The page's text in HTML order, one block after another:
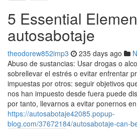
5 Essential
autosabotaje
theodorew852imp3 235 days ago
Abuso de sustancias: Usar drogas o
sobrellevar el estrés o evitar enfrentar
impuestas por otros: seguir objetivos
nos han impuesto desde fuera puede
por tanto, llevarnos a evitar ponernos
https://autosabotaje42085.popup-
blog.com/37672184/autosabotaje-can-